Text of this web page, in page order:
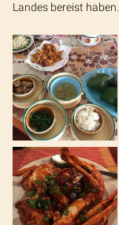
Landes bereist haben.